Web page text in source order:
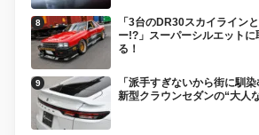
「3台のDR30スカイライン
ー!?」スーパーシルエット
る！
「派手すぎないから街に馴
新型クラウンセダンの“大人